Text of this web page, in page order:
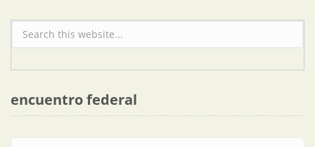
Formulario de búsqueda
encuentro federal